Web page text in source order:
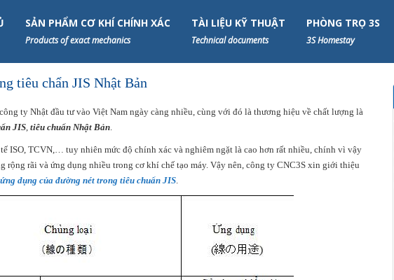
SẢN PHẨM CƠ KHÍ CHÍNH XÁC
Products of exact mechanics
TÀI LIỆU KỸ THUẬT
Technical documents
PHÒNG TRỌ 3S
3S Homestay
tiêu chẩn JIS Nhật Bản
ty Nhật đầu tư vào Việt Nam ngày càng nhiều, cùng với đó là thương hiệu về chất lượng là
JIS tiêu chuẩn Nhật Bản
ISO, TCVN,… tuy nhiên mức độ chính xác và nghiêm ngặt là cao hơn rất nhiều, chính vì vậy
rộng rãi và ứng dụng nhiều trong cơ khí chế tạo máy. Vậy nên, công ty CNC3S xin giới thiệu
ứng dụng của đường nét trong tiêu chuẩn JIS